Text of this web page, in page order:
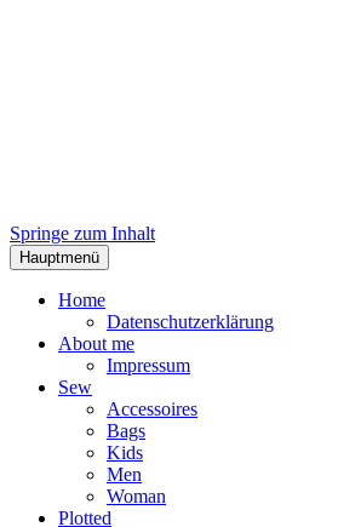
Springe zum Inhalt
Hauptmenü
Home
Datenschutzerklärung
About me
Impressum
Sew
Accessoires
Bags
Kids
Men
Woman
Plotted